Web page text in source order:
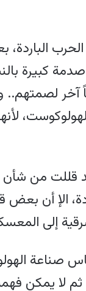
الباردة،
كبيرة
لصمتهم..
قللت من شأن
الإ أن
إلى
صناعة
ثم لا يمكن